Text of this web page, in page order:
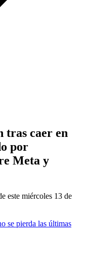
tras caer en
por
Meta y
este miércoles 13 de
se pierda las últimas